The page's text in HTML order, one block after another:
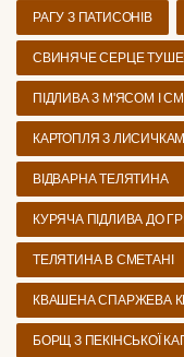
РАГУ З ПАТИСОНІВ
СВИНЯЧЕ СЕРЦЕ
ПІДЛИВА З М'ЯСОМ І
КАРТОПЛЯ З
ВІДВАРНА ТЕЛЯТИНА
КУРЯЧА ПІДЛИВА ДО
ТЕЛЯТИНА В СМЕТАНІ
КВАШЕНА СПАРЖЕВА
БОРЩ З ПЕКІНСЬКОЇ